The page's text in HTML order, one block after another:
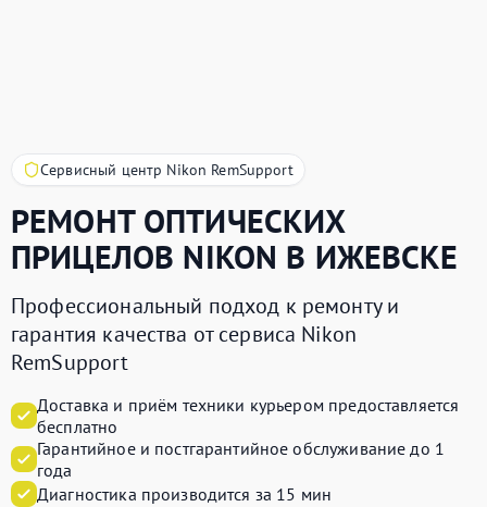
Сервисный центр Nikon RemSupport
РЕМОНТ ОПТИЧЕСКИХ
ПРИЦЕЛОВ NIKON В ИЖЕВСКЕ
Профессиональный подход к ремонту и
гарантия качества от сервиса Nikon
RemSupport
Доставка и приём техники курьером предоставляется
бесплатно
Гарантийное и постгарантийное обслуживание до 1
года
Диагностика производится за 15 мин